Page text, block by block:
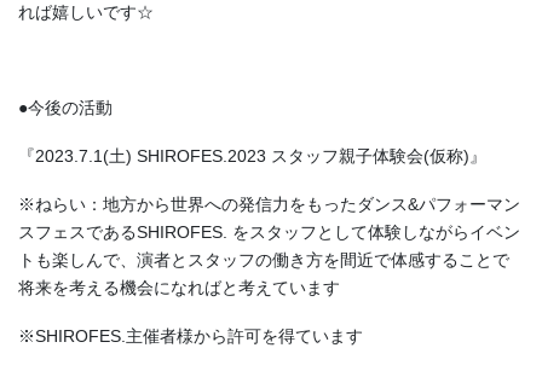
れば嬉しいです☆
●今後の活動
『2023.7.1(土) SHIROFES.2023 スタッフ親子体験会(仮称)』
※ねらい：地方から世界への発信力をもったダンス&パフォーマン
スフェスであるSHIROFES. をスタッフとして体験しながらイベン
トも楽しんで、演者とスタッフの働き方を間近で体感することで
将来を考える機会になればと考えています
※SHIROFES.主催者様から許可を得ています